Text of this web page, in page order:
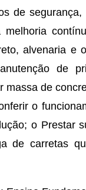
de
melhoria
alvenaria e
de
massa de
o
o Prestar
de carretas